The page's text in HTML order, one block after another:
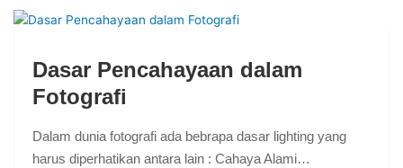
Dasar Pencahayaan dalam
Fotografi
Dalam dunia fotografi ada bebrapa dasar lighting yang
harus diperhatikan antara lain : Cahaya Alami…